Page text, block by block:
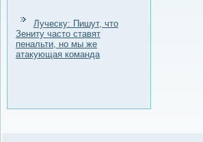
Луческу: Пишут, что
Зениту часто ставят
пенальти, но мы же
атакующая команда